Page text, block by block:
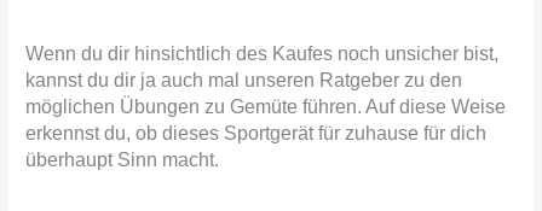
Wenn du dir hinsichtlich des Kaufes noch unsicher bist,
kannst du dir ja auch mal unseren Ratgeber zu den
möglichen Übungen zu Gemüte führen. Auf diese Weise
erkennst du, ob dieses Sportgerät für zuhause für dich
überhaupt Sinn macht.